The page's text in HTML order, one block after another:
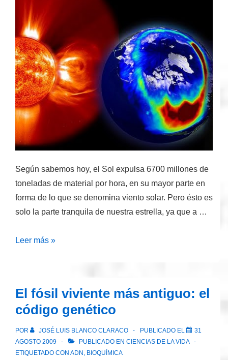
Según sabemos hoy, el Sol expulsa 6700 millones de
toneladas de material por hora, en su mayor parte en
forma de lo que se denomina viento solar. Pero ésto es
solo la parte tranquila de nuestra estrella, ya que a …
Se
de
La
Gran
Tormenta
Solar
Leer más »
El fósil viviente más antiguo: el
código genético
POR JOSÉ LUIS BLANCO CLARACO PUBLICADO EL
31
AGOSTO 2009
PUBLICADO EN CIENCIAS DE LA VIDA
ETIQUETADO CON ADN BIOQUÍMICA